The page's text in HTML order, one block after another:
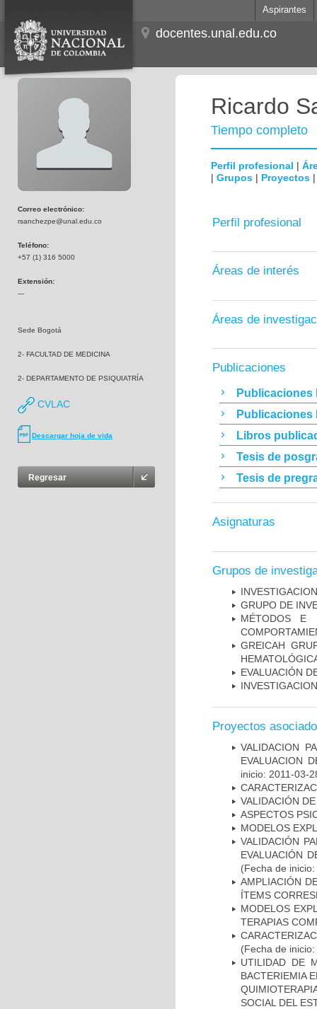
Aspirantes
docentes.unal.edu.co
Correo electrónico:
rsanchezpe@unal.edu.co
Teléfono:
+57 (1) 316 5000
Extensión:
---
Sede Bogotá
2- FACULTAD DE MEDICINA
2- DEPARTAMENTO DE PSIQUIATRÍA
CVLAC
Descargar hoja de vida
Regresar
Ricardo
Tiempo completo
Perfil profesional |
| Grupos | Proyectos
Perfil profesional
Áreas de interés
Áreas de
Publicaciones
Publicaciones
Publicaciones
Libros
Tesis de
Tesis de
Asignaturas
Grupos de
GRUPO DE
MÉTODOS E
GREICAH
EVALUACIÓN
Proyectos
VALIDACION
EVALUACION
inicio: 2011-03-
VALIDACIÓN
ASPECTOS
MODELOS
VALIDACIÓN
EVALUACIÓN
(Fecha de
AMPLIACIÓN
ÍTEMS
MODELOS
TERAPIAS
(Fecha de
UTILIDAD DE
BACTERIEMIA
SOCIAL DEL